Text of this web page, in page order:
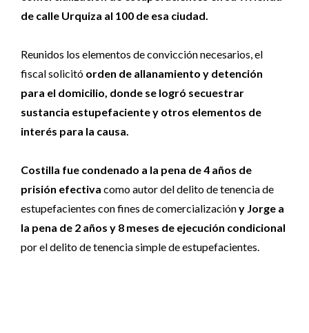
de calle Urquiza al 100 de esa ciudad.
Reunidos los elementos de convicción necesarios, el
fiscal solicitó orden de allanamiento y detención
para el domicilio, donde se logró secuestrar
sustancia estupefaciente y otros elementos de
interés para la causa.
Costilla fue condenado a la pena de 4 años de
prisión efectiva como autor del delito de tenencia de
estupefacientes con fines de comercializacióny Jorge a
la pena de 2 años y 8 meses de ejecución condicional
por el delito de tenencia simple de estupefacientes.